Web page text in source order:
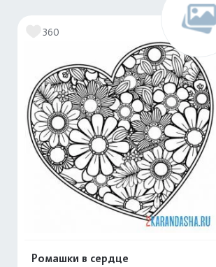
360
Ромашки в сердце